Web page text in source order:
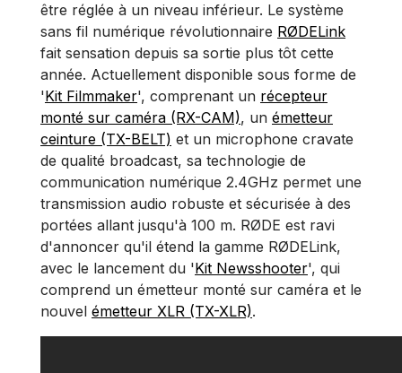
être réglée à un niveau inférieur. Le système
sans fil numérique révolutionnaire RØDELink
fait sensation depuis sa sortie plus tôt cette
année. Actuellement disponible sous forme de
'Kit Filmmaker', comprenant un récepteur
monté sur caméra (RX-CAM), un émetteur
ceinture (TX-BELT) et un microphone cravate
de qualité broadcast, sa technologie de
communication numérique 2.4GHz permet une
transmission audio robuste et sécurisée à des
portées allant jusqu'à 100 m. RØDE est ravi
d'annoncer qu'il étend la gamme RØDELink,
avec le lancement du 'Kit Newsshooter', qui
comprend un émetteur monté sur caméra et le
nouvel émetteur XLR (TX-XLR).